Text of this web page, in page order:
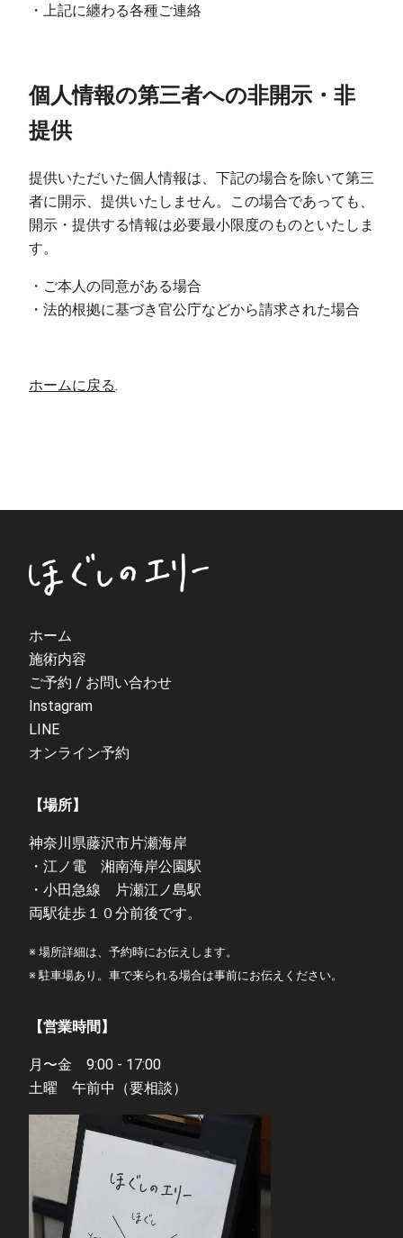
・上記に纏わる各種ご連絡
個人情報の第三者への非開示・非
提供
提供いただいた個人情報は、下記の場合を除いて第三
者に開示、提供いたしません。この場合であっても、
開示・提供する情報は必要最小限度のものといたしま
す。
・ご本人の同意がある場合
・法的根拠に基づき官公庁などから請求された場合
ホームに戻る.
ホーム
施術内容
ご予約 / お問い合わせ
Instagram
LINE
オンライン予約
【場所】
神奈川県藤沢市片瀬海岸
・江ノ電 湘南海岸公園駅
・小田急線 片瀬江ノ島駅
両駅徒歩１０分前後です。
※ 場所詳細は、予約時にお伝えします。
※ 駐車場あり。車で来られる場合は事前にお伝えください。
【営業時間】
月〜金 9:00 - 17:00
土曜 午前中（要相談）